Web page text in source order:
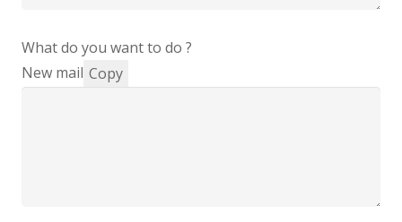
What do you want to do ?
New mail Copy